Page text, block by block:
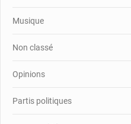
Musique
Non classé
Opinions
Partis politiques